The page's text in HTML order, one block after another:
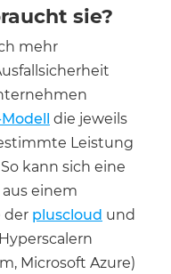
sie?
mehr
die jeweils
Leistung
kann sich eine
einem
der pluscloud und
Microsoft Azure)